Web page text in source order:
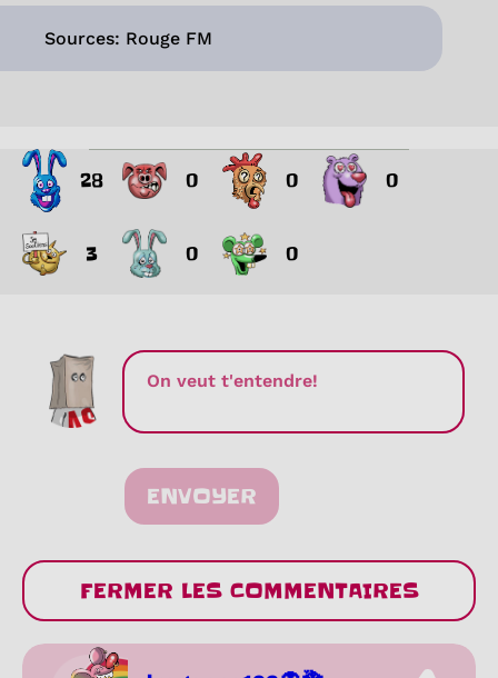
Sources: Rouge FM
28 0 0 0
3 0 0
ENVOYER
FERMER LES COMMENTAIRES